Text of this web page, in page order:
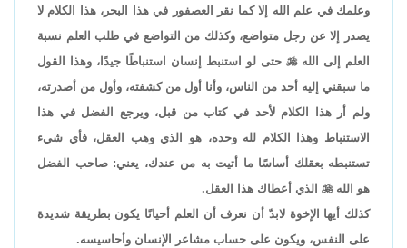
وعلمك في علم الله إلا كما نقر العصفور في هذا البحر، هذا الكلام لا
يصدر إلا عن رجل متواضع، وكذلك من التواضع في طلب العلم نسبة
العلم إلى الله حتى لو استنبط إنسان استنباطًا جيدًا، وهذا القول
ما سبقني إليه أحد من الناس، وأنا أول من كشفته، وأول من أصدرته،
ولم أر هذا الكلام لأحد في كتاب من قبل، ويرجع الفضل في هذا
الاستنباط وهذا الكلام لله وحده، هو الذي وهب العقل، فأي شيء
تستنبطه بعقلك أساسًا ما أتيت به من عندك، يعني: صاحب الفضل
هو الله الذي أعطاك هذا العقل.
كذلك أيها الإخوة لابدّ أن نعرف أن العلم أحيانًا يكون بطريقة شديدة
على النفس، ويكون على حساب مشاعر الإنسان وأحاسيسه.